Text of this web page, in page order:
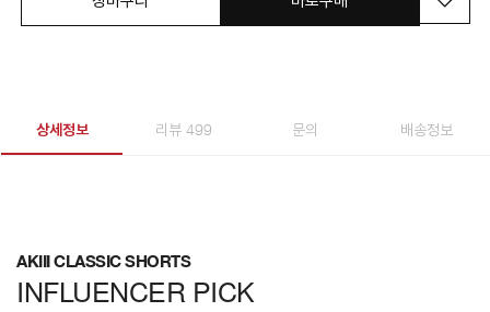
상세정보 리뷰 499 문의 배송정보
AKIII CLASSIC SHORTS
INFLUENCER PICK